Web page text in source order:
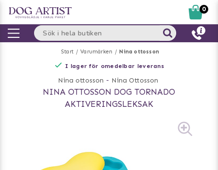
Start Varumärken Nina ottosson
I lager för omedelbar leverans
Nina ottosson - Nina Ottosson
NINA OTTOSSON DOG TORNADO
AKTIVERINGSLEKSAK
0